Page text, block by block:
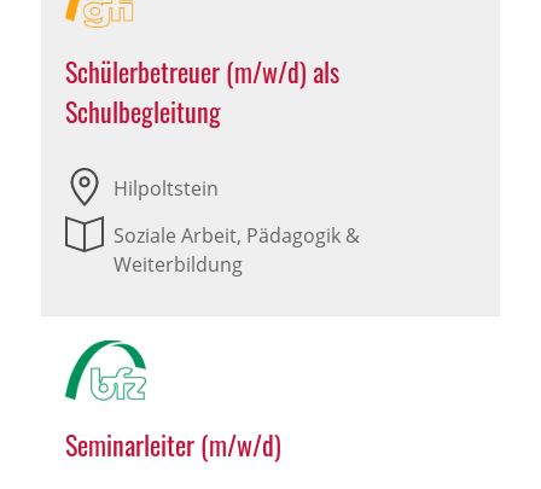
Schülerbetreuer (m/w/d) als
Schulbegleitung
Hilpoltstein
Soziale Arbeit, Pädagogik &
Weiterbildung
Seminarleiter (m/w/d)